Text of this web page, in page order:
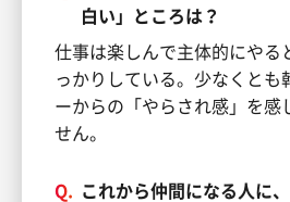
白い」ところは？
仕事は楽しんで主体的にやる
っかりしている。少なくとも
ーからの「やらされ感」を感
せん。
Q.
これから仲間になる人に